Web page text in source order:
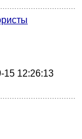
15 12:26:13